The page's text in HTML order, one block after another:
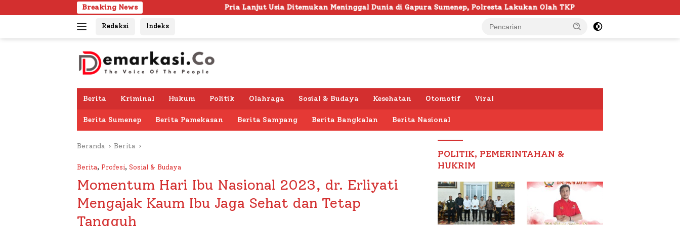
ke
Breaking News Pria Lanjut Usia Ditemukan Meninggal Dunia di Gapura Sumenep, Polresta Lakukan Olah TKP 103 Kafilah Siap Ramaikan MTQ
Redaksi Indeks
Berita Kriminal Hukum Politik Olahraga Sosial & Budaya Kesehatan Otomotif Viral
Berita Sumenep Berita Pamekasan Berita Sampang Berita Bangkalan Berita Nasional
Beranda Berita
Berita, Profesi, Sosial & Budaya
Momentum Hari Ibu Nasional 2023, dr. Erliyati
Mengajak Kaum Ibu Jaga Sehat dan Tetap
Tangguh
POLITIK, PEMERINTAHAN &
HUKRIM